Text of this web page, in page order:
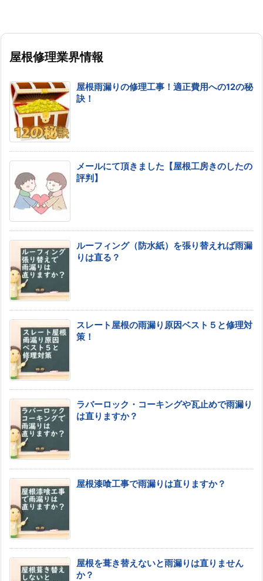
屋根修理業界情報
屋根雨漏りの修理工事！適正費用への12の秘
訣！
メールにて頂きました【屋根工房きのしたの
評判】
ルーフィング（防水紙）を張り替えれば雨漏
りは直る？
スレート屋根の雨漏り原因ベスト５と修理対
策！
ラバーロック・コーキングや瓦止めで雨漏り
は直りますか？
屋根漆喰工事で雨漏りは直りますか？
屋根を葺き替えないと雨漏りは直りません
か？